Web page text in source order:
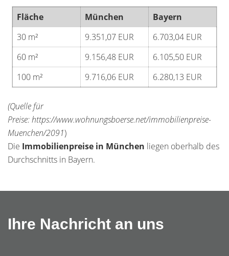
Fläche München
Bayern
30 m²
9.351,07 EUR
6.703,04 EUR
60 m²
9.156,48 EUR
6.105,50 EUR
100 m²
9.716,06 EUR 6.280,13 EUR
(Quelle für
Preise: https://www.wohnungsboerse.net/immobilienpreise-
Muenchen/2091)
Die Immobilienpreise in München liegen oberhalb des
Durchschnitts in Bayern.
Ihre Nachricht an uns